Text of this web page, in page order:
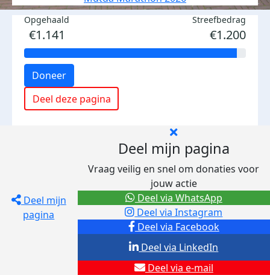
Opgehaald
€1.141
Streefbedrag
€1.200
Doneer
Deel deze pagina
Deel mijn
pagina
Deel mijn pagina
Vraag veilig en snel om donaties voor
jouw actie
Deel via Facebook
Deel via Instagram
Deel via e-mail
Deel via LinkedIn
Deel via WhatsApp